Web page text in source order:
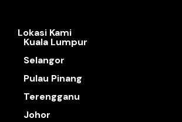
Lokasi Kami
Kuala Lumpur
Selangor
Pulau Pinang
Terengganu
Johor